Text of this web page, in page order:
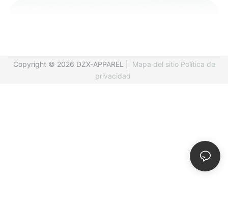
Copyright © 2026 DZX-APPAREL | Mapa del sitio Política de
privacidad